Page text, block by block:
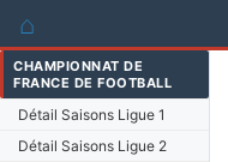
⌂
CHAMPIONNAT DE
FRANCE DE FOOTBALL
Détail Saisons Ligue 1
Détail Saisons Ligue 2